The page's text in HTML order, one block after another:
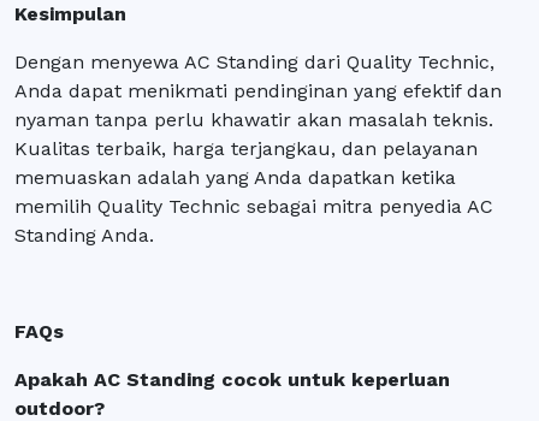
Kesimpulan
Dengan menyewa AC Standing dari Quality Technic,
Anda dapat menikmati pendinginan yang efektif dan
nyaman tanpa perlu khawatir akan masalah teknis.
Kualitas terbaik, harga terjangkau, dan pelayanan
memuaskan adalah yang Anda dapatkan ketika
memilih Quality Technic sebagai mitra penyedia AC
Standing Anda.
FAQs
Apakah AC Standing cocok untuk keperluan
outdoor?